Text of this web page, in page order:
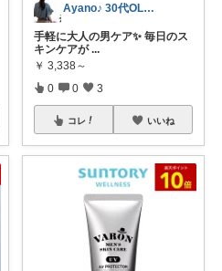
Ayano♪ 30代OLファッション
手軽に大人の男ケア✨ 毎日のス
キンケアが ...
￥ 3,338～
0 0 3
コレ いいね